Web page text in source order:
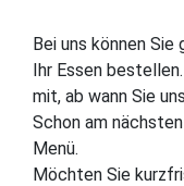
Bei uns können
Ihr Essen
mit, ab wann Sie
Schon am
Menü.
Möchten Sie